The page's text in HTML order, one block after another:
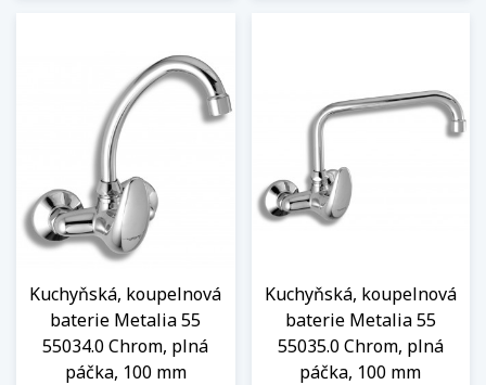
Kuchyňská, koupelnová
baterie Metalia 55
55034.0 Chrom, plná
páčka, 100 mm
Kuchyňská, koupelnová
baterie Metalia 55
55035.0 Chrom, plná
páčka, 100 mm